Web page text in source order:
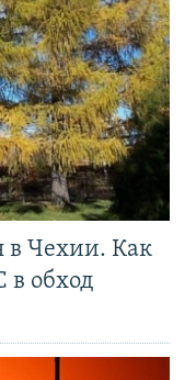
в Чехии. Как
в обход